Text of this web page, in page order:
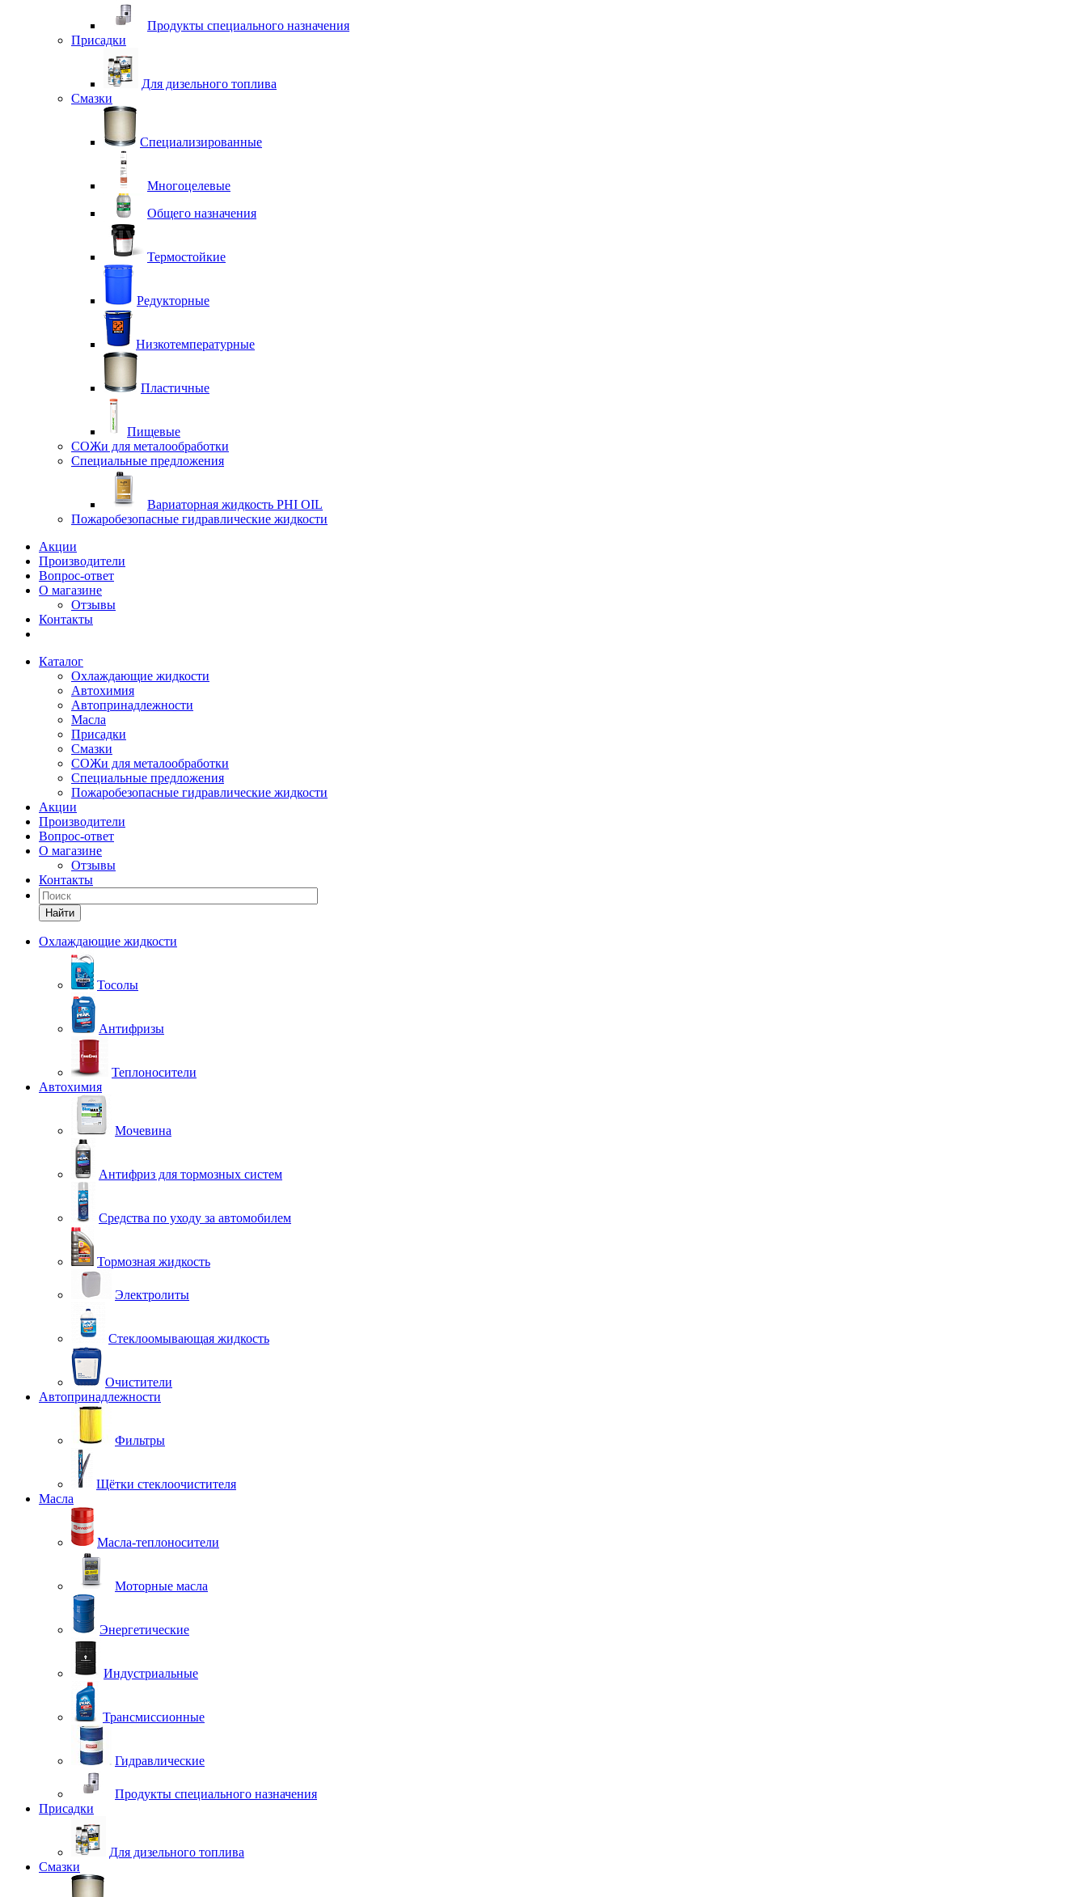
Продукты специального назначения
Присадки
Для дизельного топлива
Смазки
Специализированные
Многоцелевые
Общего назначения
Термостойкие
Редукторные
Низкотемпературные
Пластичные
Пищевые
СОЖи для металообработки
Специальные предложения
Вариаторная жидкость PHI OIL
Пожаробезопасные гидравлические жидкости
Акции
Производители
Вопрос-ответ
О магазине
Отзывы
Контакты
Каталог
Охлаждающие жидкости
Автохимия
Автопринадлежности
Масла
Присадки
Смазки
СОЖи для металообработки
Специальные предложения
Пожаробезопасные гидравлические жидкости
Акции
Производители
Вопрос-ответ
О магазине
Отзывы
Контакты
Найти
Охлаждающие жидкости
Тосолы
Антифризы
Теплоносители
Автохимия
Мочевина
Антифриз для тормозных систем
Средства по уходу за автомобилем
Тормозная жидкость
Электролиты
Стеклоомывающая жидкость
Очистители
Автопринадлежности
Фильтры
Щётки стеклоочистителя
Масла
Масла-теплоносители
Моторные масла
Энергетические
Индустриальные
Трансмиссионные
Гидравлические
Продукты специального назначения
Присадки
Для дизельного топлива
Смазки